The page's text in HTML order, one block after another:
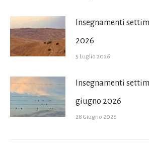
Insegnamenti
2026
5 Luglio 2026
Insegnamenti
giugno 2026
28 Giugno 2026